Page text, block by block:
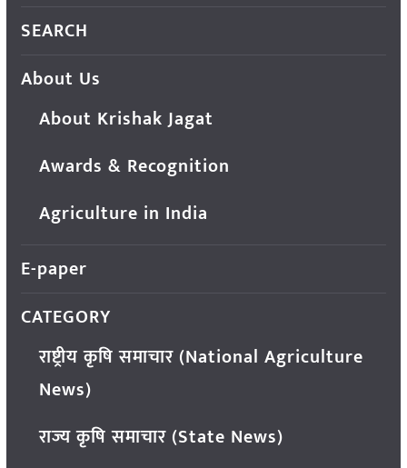
SEARCH
About Us
About Krishak Jagat
Awards & Recognition
Agriculture in India
E-paper
CATEGORY
राष्ट्रीय कृषि समाचार (National Agriculture
News)
राज्य कृषि समाचार (State News)